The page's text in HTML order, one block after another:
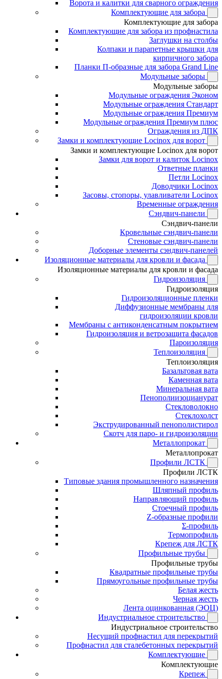
Ворота и калитки для сварного ограждения
Комплектующие для забора
Комплектующие для забора
Комплектующие для забора из профнастила
Заглушки на столбы
Колпаки и парапетные крышки для
кирпичного забора
Планки П-образные для забора Grand Line
Модульные заборы
Модульные заборы
Модульные ограждения Эконом
Модульные ограждения Стандарт
Модульные ограждения Премиум
Модульные ограждения Премиум плюс
Ограждения из ДПК
Замки и комплектующие Locinox для ворот
Замки и комплектующие Locinox для ворот
Замки для ворот и калиток Locinox
Ответные планки
Петли Locinox
Доводчики Locinox
Засовы, стопоры, улавливатели Locinox
Временные ограждения
Сэндвич-панели
Сэндвич-панели
Кровельные сэндвич-панели
Стеновые сэндвич-панели
Доборные элементы сэндвич-панелей
Изоляционные материалы для кровли и фасада
Изоляционные материалы для кровли и фасада
Гидроизоляция
Гидроизоляция
Гидроизоляционные пленки
Диффузионные мембраны для
гидроизоляции кровли
Мембраны с антиконденсатным покрытием
Гидроизоляция и ветрозащита фасадов
Пароизоляция
Теплоизоляция
Теплоизоляция
Базальтовая вата
Каменная вата
Минеральная вата
Пенополиизоцианурат
Стекловолокно
Стеклохолст
Экструдированный пенополистирол
Скотч для паро- и гидроизоляции
Металлопрокат
Металлопрокат
Профили ЛСТК
Профили ЛСТК
Типовые здания промышленного назначения
Шляпный профиль
Направляющий профиль
Стоечный профиль
Z-образные профили
Σ-профиль
Термопрофиль
Крепеж для ЛСТК
Профильные трубы
Профильные трубы
Квадратные профильные трубы
Прямоугольные профильные трубы
Белая жесть
Черная жесть
Лента оцинкованная (ЭОЦ)
Индустриальное строительство
Индустриальное строительство
Несущий профнастил для перекрытий
Профнастил для сталебетонных перекрытий
Комплектующие
Комплектующие
Крепеж